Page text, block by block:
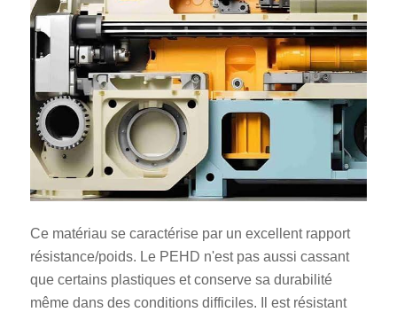
Ce matériau se caractérise par un excellent rapport
résistance/poids. Le PEHD n'est pas aussi cassant
que certains plastiques et conserve sa durabilité
même dans des conditions difficiles. Il est résistant